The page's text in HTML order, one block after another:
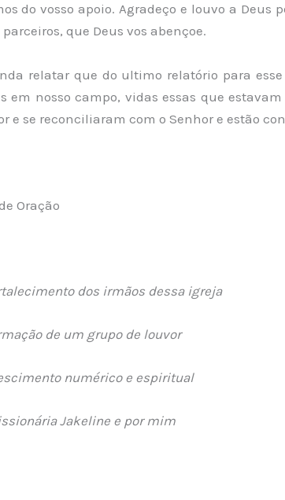
do vosso apoio. Agradeço e louvo a Deus
que Deus vos abençoe.
relatar que do ultimo relatório para
em nosso campo, vidas essas que
e se reconciliaram com o Senhor e estão
Oração
dos irmãos dessa igreja
de um grupo de louvor
numérico e espiritual
Jakeline e por mim